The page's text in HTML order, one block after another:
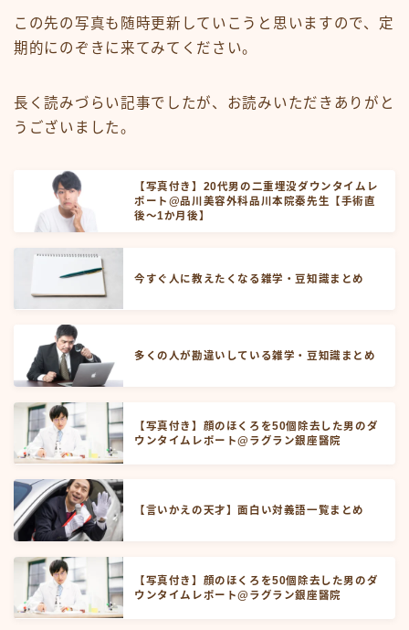
この先の写真も随時更新していこうと思いますので、定
期的にのぞきに来てみてください。
長く読みづらい記事でしたが、お読みいただきありがと
うございました。
【写真付き】20代男の二重埋没ダウンタイムレ
ポート@品川美容外科品川本院秦先生【手術直
後～1か月後】
今すぐ人に教えたくなる雑学・豆知識まとめ
多くの人が勘違いしている雑学・豆知識まとめ
【写真付き】顔のほくろを50個除去した男のダ
ウンタイムレポート@ラグラン銀座醫院
【言いかえの天才】面白い対義語一覧まとめ
【写真付き】顔のほくろを50個除去した男のダ
ウンタイムレポート@ラグラン銀座醫院